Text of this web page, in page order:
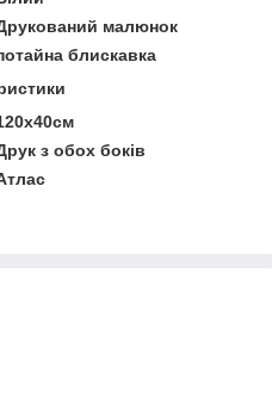
малюнок
блискавка
з обох боків